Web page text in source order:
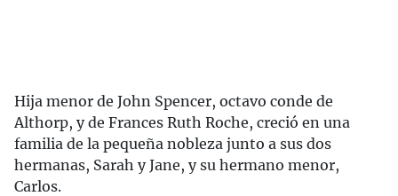
Hija menor de John Spencer, octavo conde de
Althorp, y de Frances Ruth Roche, creció en una
familia de la pequeña nobleza junto a sus dos
hermanas, Sarah y Jane, y su hermano menor,
Carlos.